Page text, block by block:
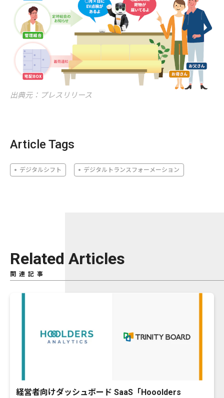
出典元：プレスリリース
Article Tags
デジタルシフト デジタルトランスフォーメーション
Related Articles
関連記事
経営者向けダッシュボード SaaS「Hooolders